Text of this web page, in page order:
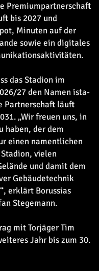
Premiumpartnerschaft
bis 2027 und
Minuten auf der
sowie ein digitales
das Stadion im
27 den Namen ista-
Partnerschaft läuft
„Wir freuen uns, in
haben, der dem
einen namentlichen
vielen
und damit dem
Gebäudetechnik
erklärt Borussias
Stegemann.
mit Torjäger Tim
Jahr bis zum 30.